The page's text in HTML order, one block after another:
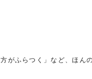
がふらつく」など、ほん